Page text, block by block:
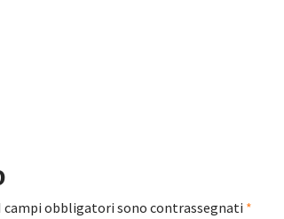
campi obbligatori sono contrassegnati *